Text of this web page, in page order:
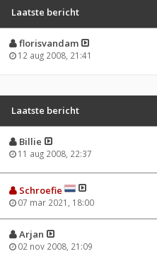
Laatste bericht
florisvandam
12 aug 2008, 21:41
Laatste bericht
Billie
11 aug 2008, 22:37
Schroefie
07 mar 2021, 18:00
Arjan
02 nov 2008, 21:09